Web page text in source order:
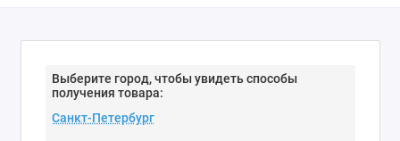
Выберите город, чтобы увидеть способы
получения товара: